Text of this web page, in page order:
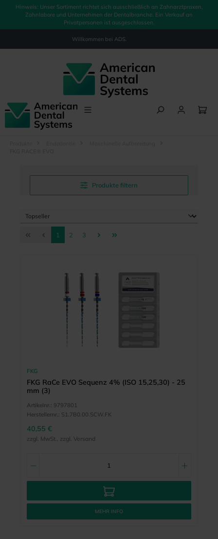
springen
Hinweis: Unser Sortiment richtet sich ausschließlich an Zahnarztpraxen,
Zahnlabore und Unternehmen der Dentalbranche. Ein Verkauf an
Privatpersonen ist ausgeschlossen.
Willkommen bei ADS.
Produkte filtern
Seite
1 Seite
2 Seite
3
FKG
FKG RaCe EVO Sequenz 4% (ISO 15,25,30) - 25
mm (3)
Artikelnr.: 9797801
Herstellernr.: S1.7B0.00.SCW.FK
40,55 €
zzgl. MwSt., zzgl. Versand
MEHR INFO